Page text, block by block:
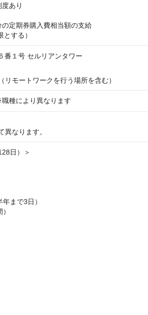
あり
定期券購入費相当額の支給
る）
番１号 セルリアンタワー
モートワークを行う場所を含む）
種により異なります
なります。
日）＞
まで3日）